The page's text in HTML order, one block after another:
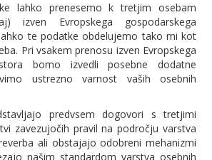
lahko prenesemo k tretjim osebam
izven Evropskega gospodarskega
te podatke obdelujemo tako mi kot
Pri vsakem prenosu izven Evropskega
bomo izvedli posebne dodatne
ustrezno varnost vaših osebnih
predvsem dogovori s tretjimi
zavezujočih pravil na področju varstva
ali obstajajo odobreni mehanizmi
našim standardom varstva osebnih